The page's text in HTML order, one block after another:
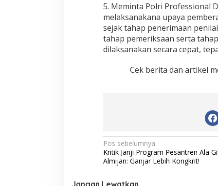
5. Meminta Polri Professional
melaksanakana upaya
sejak tahap penerimaan
tahap pemeriksaan serta
dilaksanakan secara cepat,
Cek berita dan artikel
N
a
Pos sebelumnya
Kritik Janji Program Pesantren Ala
Almijan: Ganjar Lebih Kongkrit!
Jangan Lewatkan